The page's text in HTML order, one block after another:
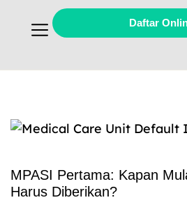
Daftar
MPASI Pertama: Kapan
Harus Diberikan?